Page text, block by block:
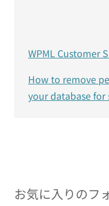
お気に入りのフ
WPML Customer
How to remove
your database